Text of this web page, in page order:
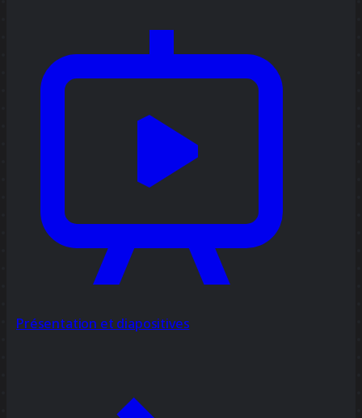
Présentation et diapositives